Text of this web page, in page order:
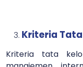
Kriteria
Kriteria tata